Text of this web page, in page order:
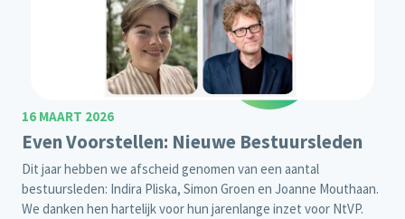
16 MAART 2026
Even Voorstellen: Nieuwe Bestuursleden
Dit jaar hebben we afscheid genomen van een aantal
bestuursleden: Indira Pliska, Simon Groen en Joanne Mouthaan.
We danken hen hartelijk voor hun jarenlange inzet voor NtVP.